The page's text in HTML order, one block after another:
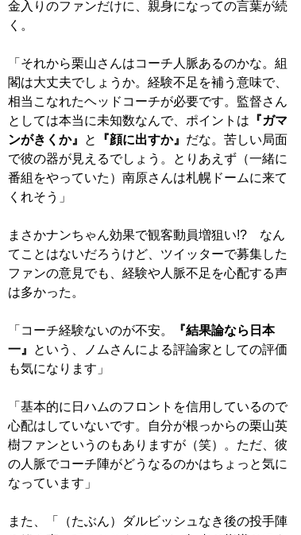
金入りのファンだけに、親身になっての言葉が続
く。
「それから栗山さんはコーチ人脈あるのかな。組
閣は大丈夫でしょうか。経験不足を補う意味で、
相当こなれたヘッドコーチが必要です。監督さん
としては本当に未知数なんで、ポイントは 『ガマ
ンがきくか』
と 『顔に出すか』 だな。苦しい局面
で彼の器が見えるでしょう。とりあえず（一緒に
番組をやっていた）南原さんは札幌ドームに来て
くれそう」
まさかナンちゃん効果で観客動員増狙い!? なん
てことはないだろうけど、ツイッターで募集した
ファンの意見でも、経験や人脈不足を心配する声
は多かった。
「コーチ経験ないのが不安。
『結果論なら日本
一』
という、ノムさんによる評論家としての評価
も気になります」
「基本的に日ハムのフロントを信用しているので
心配はしていないです。自分が根っからの栗山英
樹ファンというのもありますが（笑）。ただ、彼
の人脈でコーチ陣がどうなるのかはちょっと気に
なっています」
また、「（たぶん）ダルビッシュなき後の投手陣